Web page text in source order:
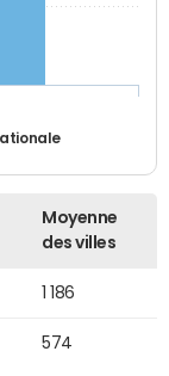
Moyenne
des villes
1 186
574